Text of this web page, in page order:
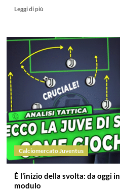
Leggi di più
Calciomercato Juventus
È l’inizio della svolta: da oggi
modulo